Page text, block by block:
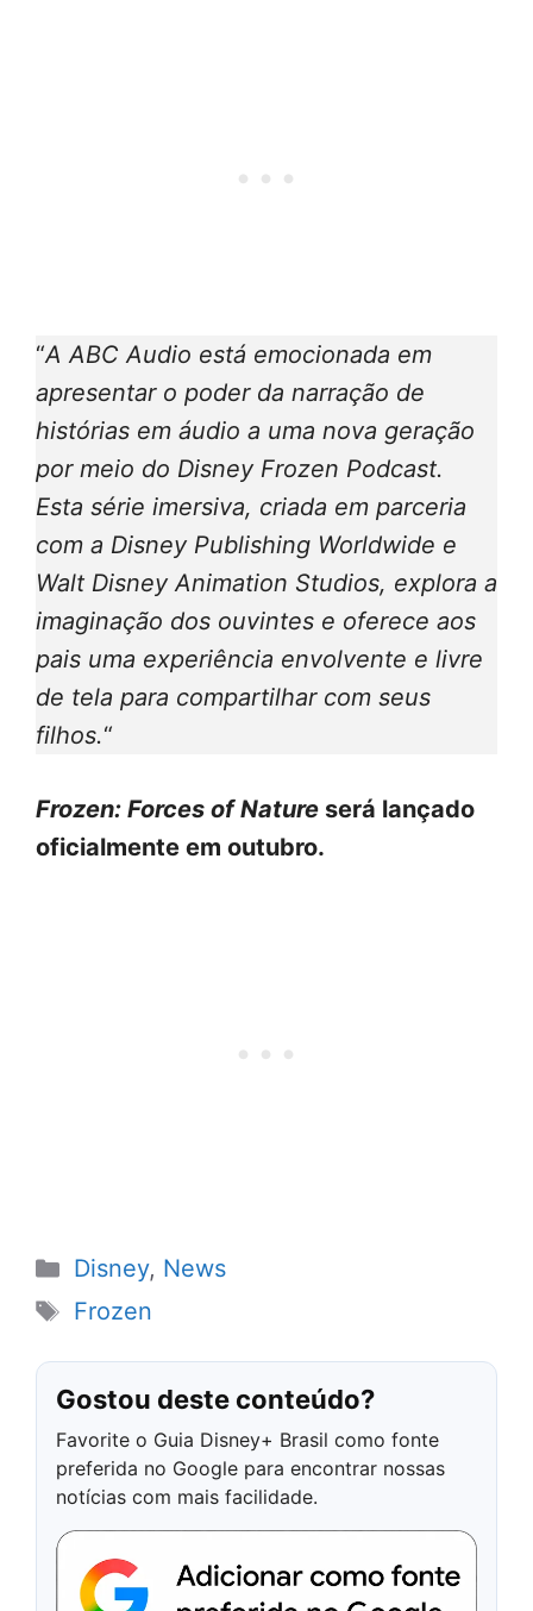
“A ABC Audio está emocionada em
apresentar o poder da narração de
histórias em áudio a uma nova geração
por meio do Disney Frozen Podcast.
Esta série imersiva, criada em parceria
com a Disney Publishing Worldwide e
Walt Disney Animation Studios, explora a
imaginação dos ouvintes e oferece aos
pais uma experiência envolvente e livre
de tela para compartilhar com seus
filhos.“
Frozen: Forces of Nature será lançado
oficialmente em outubro.
Categorias
Disney, News
Tags
Frozen
Gostou deste conteúdo?
Favorite o Guia Disney+ Brasil como fonte
preferida no Google para encontrar nossas
notícias com mais facilidade.